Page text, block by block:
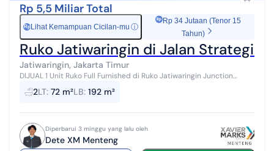
Rp 5,5 Miliar Total
Rp Lihat Kemampuan Cicilan-mu ⓘ
Rp 34 Jutaan (Tenor 15
Tahun)
Ruko Jatiwaringin di Jalan Strategis,
Jatiwaringin, Jakarta Timur
DIJUAL 1 Unit Ruko Full Furnished di Ruko Jatiwaringin Junction
Spesifikasi: Ruko 4 Lantai LT: 72 m2 LB: 192 m2 Lebar muka: 4 m
Panjang: 18 m SH...
2LT: 72 m²LB: 192 m²
Diperbarui 3 minggu yang lalu oleh
Dete XM Menteng